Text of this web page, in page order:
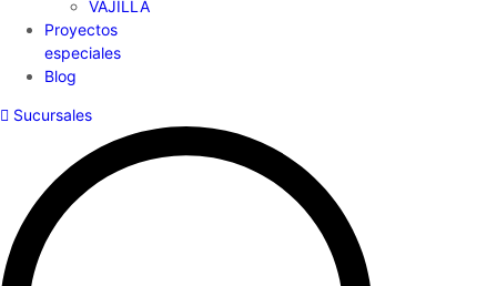
VAJILLA
Proyectos
especiales
Blog
Sucursales